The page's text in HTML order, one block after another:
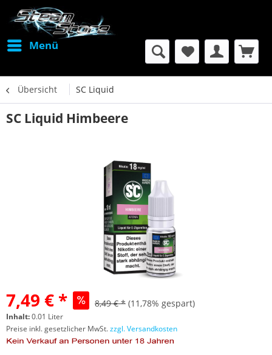
Menü
Übersicht SC Liquid
SC Liquid Himbeere
7,49 € * 8,49 € * (11,78% gespart)
Inhalt:0.01 Liter
Preise inkl. gesetzlicher MwSt.zzgl. Versandkosten